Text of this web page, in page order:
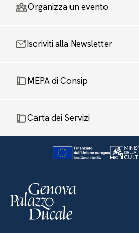
Organizza un evento
Iscriviti alla Newsletter
MEPA di Consip
Carta dei Servizi